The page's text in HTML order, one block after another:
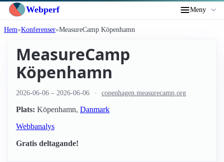
Webperf Meny
Hem Konferenser MeasureCamp Köpenhamn
MeasureCamp
Köpenhamn
2026-06-06 – 2026-06-06 copenhagen.measurecamp.org
Plats: Köpenhamn, Danmark
Webbanalys
Gratis deltagande!